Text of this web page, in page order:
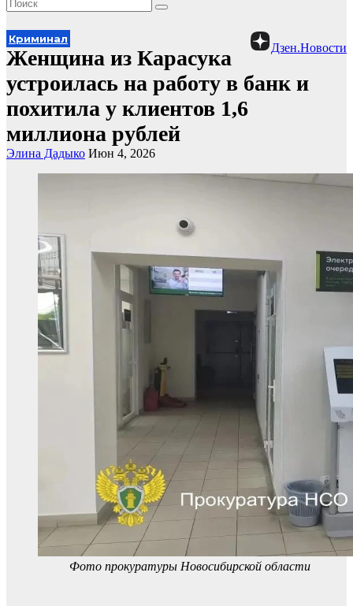
Дзен.Новости
Криминал
Женщина из Карасука
устроилась на работу в банк и
похитила у клиентов 1,6
миллиона рублей
Элина Дадыко Июн 4, 2026
Фото прокуратуры Новосибирской области